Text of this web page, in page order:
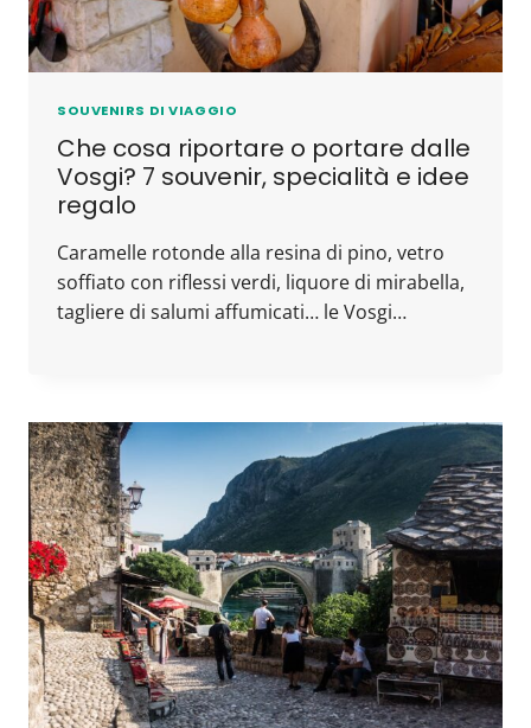
SOUVENIRS DI VIAGGIO
Che cosa riportare o portare dalle
Vosgi? 7 souvenir, specialità e idee
regalo
Caramelle rotonde alla resina di pino, vetro
soffiato con riflessi verdi, liquore di mirabella,
tagliere di salumi affumicati… le Vosgi…